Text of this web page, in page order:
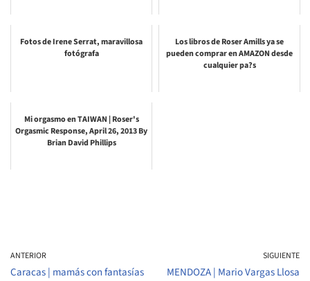
Fotos de Irene Serrat, maravillosa
fotógrafa
Los libros de Roser Amills ya se
pueden comprar en AMAZON desde
cualquier pa?s
Mi orgasmo en TAIWAN | Roser's
Orgasmic Response, April 26, 2013 By
Brian David Phillips
ANTERIOR
Caracas | mamás con fantasías
SIGUIENTE
MENDOZA | Mario Vargas Llosa